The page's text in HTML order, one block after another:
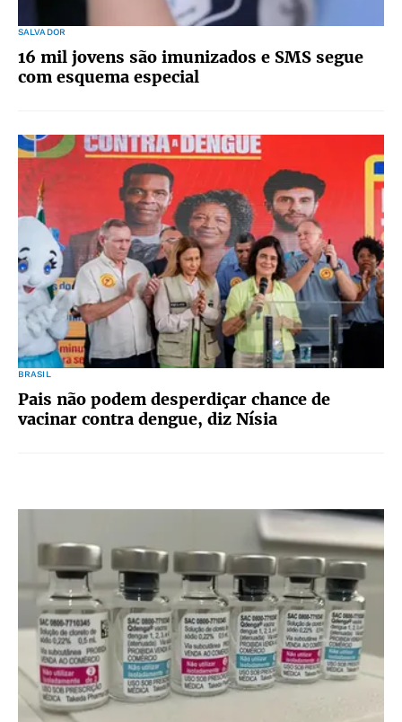
SALVADOR
16 mil jovens são imunizados e SMS segue
com esquema especial
BRASIL
Pais não podem desperdiçar chance de
vacinar contra dengue, diz Nísia